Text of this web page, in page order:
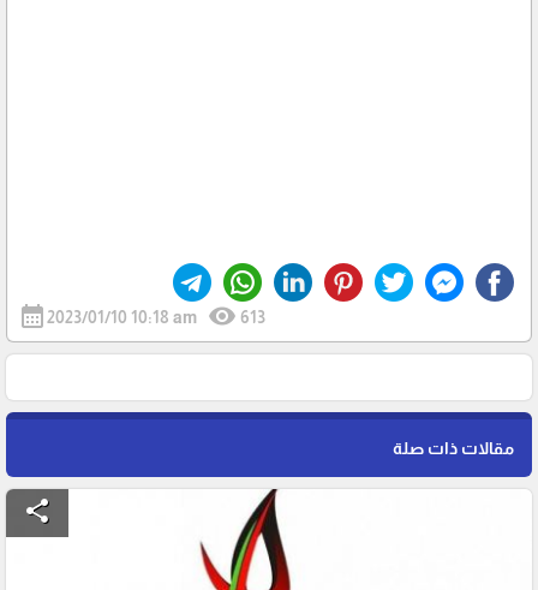
calendar_month2023/01/10 10:18 am visibility 613
مقالات ذات صلة
share